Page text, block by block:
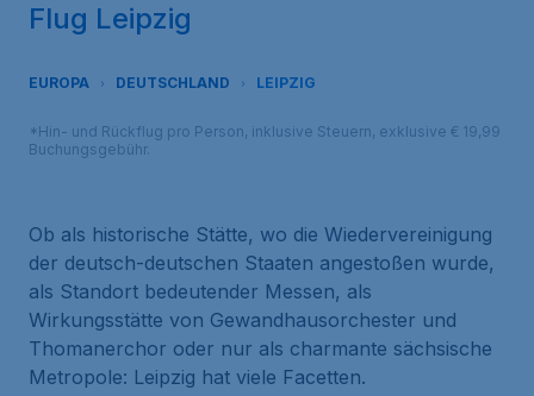
Flug Leipzig
EUROPA DEUTSCHLAND LEIPZIG
*Hin- und Rückflug pro Person, inklusive Steuern, exklusive € 19,99
Buchungsgebühr.
Ob als historische Stätte, wo die Wiedervereinigung
der deutsch-deutschen Staaten angestoßen wurde,
als Standort bedeutender Messen, als
Wirkungsstätte von Gewandhausorchester und
Thomanerchor oder nur als charmante sächsische
Metropole: Leipzig hat viele Facetten.